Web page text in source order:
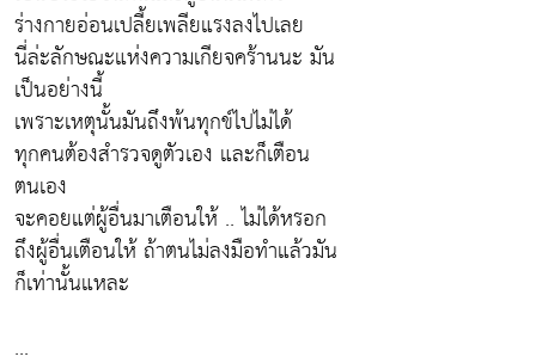
ร่างกายอ่อนเปลี้ยเพลียแรงลงไปเลย
นี่ล่ะลักษณะแห่งความเกียจคร้านนะ มัน
เป็นอย่างนี้
เพราะเหตุนั้นมันถึงพ้นทุกข์ไปไม่ได้
ทุกคนต้องสำรวจดูตัวเอง และก็เตือน
ตนเอง
จะคอยแต่ผู้อื่นมาเตือนให้ .. ไม่ได้หรอก
ถึงผู้อื่นเตือนให้ ถ้าตนไม่ลงมือทำแล้วมัน
ก็เท่านั้นแหละ
...